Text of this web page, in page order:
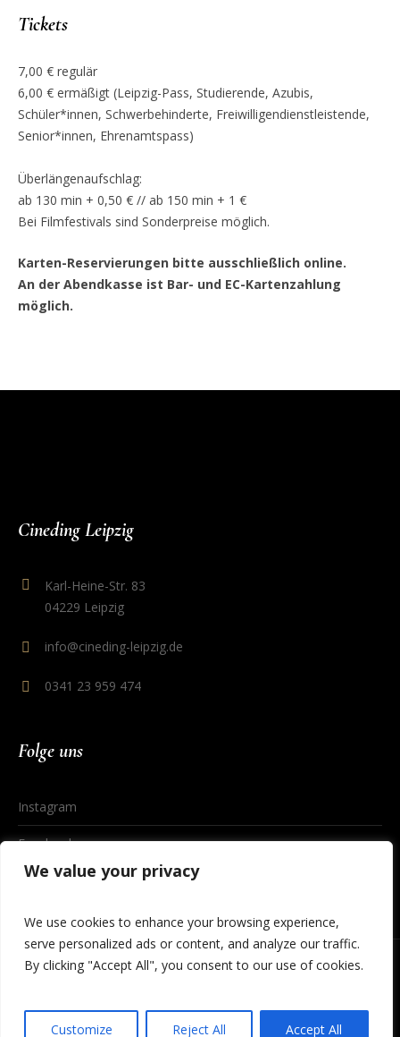
We value your privacy
We use cookies to enhance your browsing experience,
serve personalized ads or content, and analyze our traffic.
By clicking "Accept All", you consent to our use of cookies.
Customize Reject All Accept All
Tickets
7,00 € regulär
6,00 € ermäßigt (Leipzig-Pass, Studierende, Azubis,
Schüler*innen, Schwerbehinderte, Freiwilligendienstleistende,
Senior*innen, Ehrenamtspass)
Überlängenaufschlag:
ab 130 min + 0,50 € // ab 150 min + 1 €
Bei Filmfestivals sind Sonderpreise möglich.
Karten-Reservierungen bitte ausschließlich online.
An der Abendkasse ist Bar- und EC-Kartenzahlung
möglich.
Cineding Leipzig
Karl-Heine-Str. 83
04229 Leipzig
info@cineding-leipzig.de
0341 23 959 474
Folge uns
Instagram
Facebook
Datenschutzerklärung/ © 2023 Cineding Leipzig